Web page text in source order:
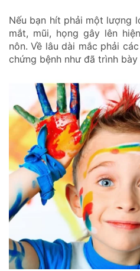
Nếu bạn hít phải một lượng
mắt, mũi, họng gây lên
nôn. Về lâu dài mắc phải
chứng bệnh như đã trình bày